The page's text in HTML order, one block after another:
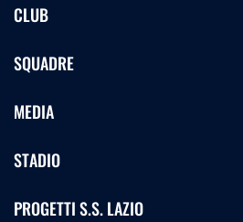
CLUB
SQUADRE
MEDIA
STADIO
PROGETTI S.S. LAZIO